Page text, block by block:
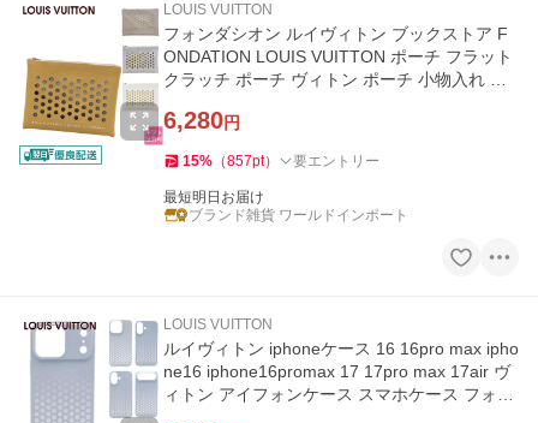
LOUIS VUITTON
フォンダシオン ルイヴィトン ブックストア F
ONDATION LOUIS VUITTON ポーチ フラット
クラッチ ポーチ ヴィトン ポーチ 小物入れ ル
6,280円
15% （857pt） 要エントリー
最短明日お届け
ブランド雑貨 ワールドインポート
LOUIS VUITTON
ルイヴィトン iphoneケース 16 16pro max ipho
ne16 iphone16promax 17 17pro max 17air ヴ
ィトン アイフォンケース スマホケース フォン